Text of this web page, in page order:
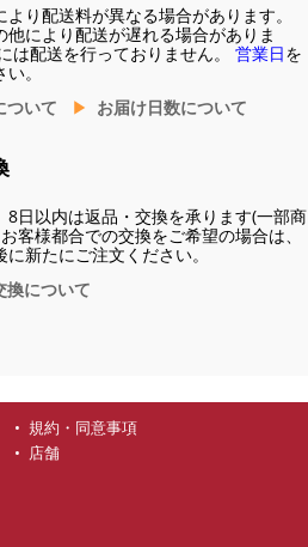
より配送料が異なる場合があります。
他により配送が遅れる場合がありま
は配送を行っておりません。 営業日を
。
ついて
お届け日数について
8日以内は返品・交換を承ります(一部商
客様都合での交換をご希望の場合は、
新たにご注文ください。
換について
規約・同意事項
店舗